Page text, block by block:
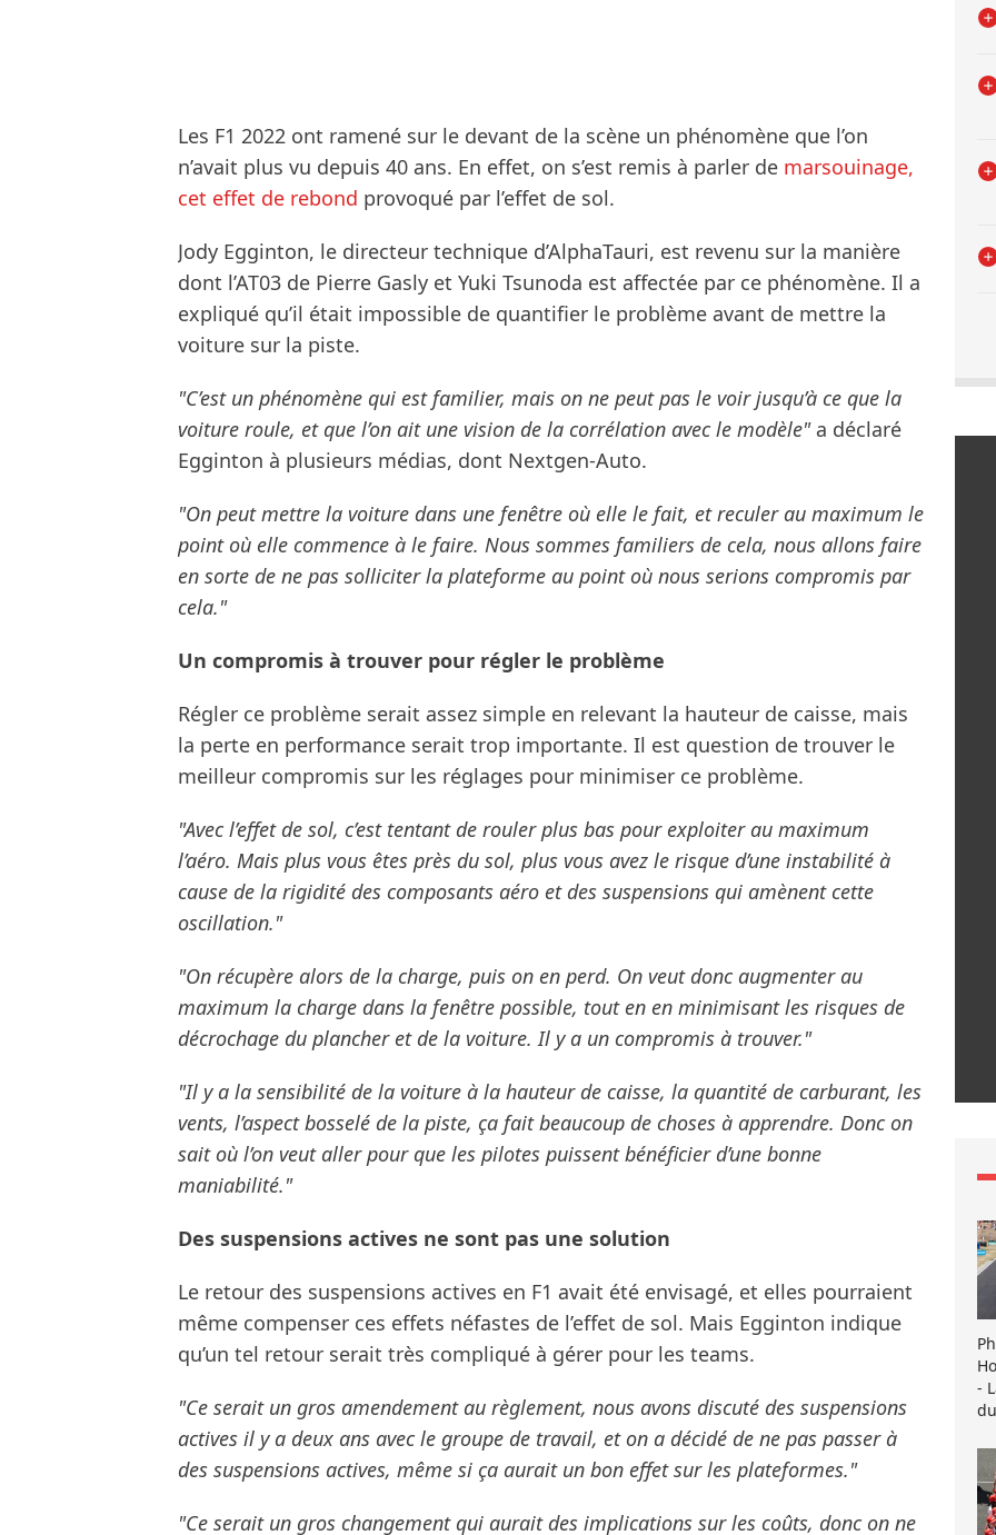
Les F1 2022 ont ramené sur le devant de la scène un phénomène que l’on
n’avait plus vu depuis 40 ans. En effet, on s’est remis à parler de marsouinage,
cet effet de rebond provoqué par l’effet de sol.
Jody Egginton, le directeur technique d’AlphaTauri, est revenu sur la manière
dont l’AT03 de Pierre Gasly et Yuki Tsunoda est affectée par ce phénomène. Il a
expliqué qu’il était impossible de quantifier le problème avant de mettre la
voiture sur la piste.
"C’est un phénomène qui est familier, mais on ne peut pas le voir jusqu’à ce que la
voiture roule, et que l’on ait une vision de la corrélation avec le modèle"a déclaré
Egginton à plusieurs médias, dont Nextgen-Auto.
"On peut mettre la voiture dans une fenêtre où elle le fait, et reculer au maximum le
point où elle commence à le faire. Nous sommes familiers de cela, nous allons faire
en sorte de ne pas solliciter la plateforme au point où nous serions compromis par
cela."
Un compromis à trouver pour régler le problème
Régler ce problème serait assez simple en relevant la hauteur de caisse, mais
la perte en performance serait trop importante. Il est question de trouver le
meilleur compromis sur les réglages pour minimiser ce problème.
"Avec l’effet de sol, c’est tentant de rouler plus bas pour exploiter au maximum
l’aéro. Mais plus vous êtes près du sol, plus vous avez le risque d’une instabilité à
cause de la rigidité des composants aéro et des suspensions qui amènent cette
oscillation."
"On récupère alors de la charge, puis on en perd. On veut donc augmenter au
maximum la charge dans la fenêtre possible, tout en en minimisant les risques de
décrochage du plancher et de la voiture. Il y a un compromis à trouver."
"Il y a la sensibilité de la voiture à la hauteur de caisse, la quantité de carburant, les
vents, l’aspect bosselé de la piste, ça fait beaucoup de choses à apprendre. Donc on
sait où l’on veut aller pour que les pilotes puissent bénéficier d’une bonne
maniabilité."
Des suspensions actives ne sont pas une solution
Le retour des suspensions actives en F1 avait été envisagé, et elles pourraient
même compenser ces effets néfastes de l’effet de sol. Mais Egginton indique
qu’un tel retour serait très compliqué à gérer pour les teams.
"Ce serait un gros amendement au règlement, nous avons discuté des suspensions
actives il y a deux ans avec le groupe de travail, et on a décidé de ne pas passer à
des suspensions actives, même si ça aurait un bon effet sur les plateformes."
"Ce serait un gros changement qui aurait des implications sur les coûts, donc on ne
-